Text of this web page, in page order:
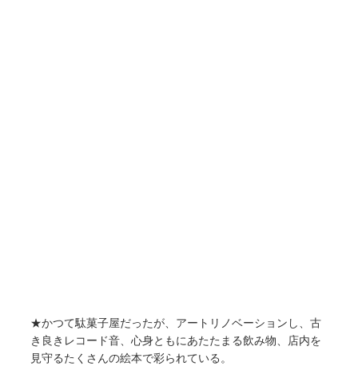
★かつて駄菓子屋だったが、アートリノベーションし、古
き良きレコード音、心身ともにあたたまる飲み物、店内を
見守るたくさんの絵本で彩られている。